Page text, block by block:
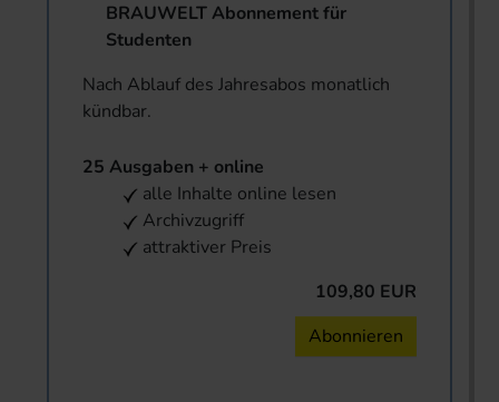
BRAUWELT Abonnement für
Studenten
Nach Ablauf des Jahresabos monatlich
kündbar.
25 Ausgaben + online
alle Inhalte online lesen
Archivzugriff
attraktiver Preis
109,80 EUR
Abonnieren